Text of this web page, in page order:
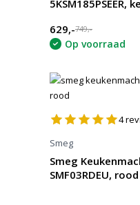
5KSM185PSEER,
629,-749,-
Op voorraad
4
Smeg
Smeg
SMF03RDEU, rood